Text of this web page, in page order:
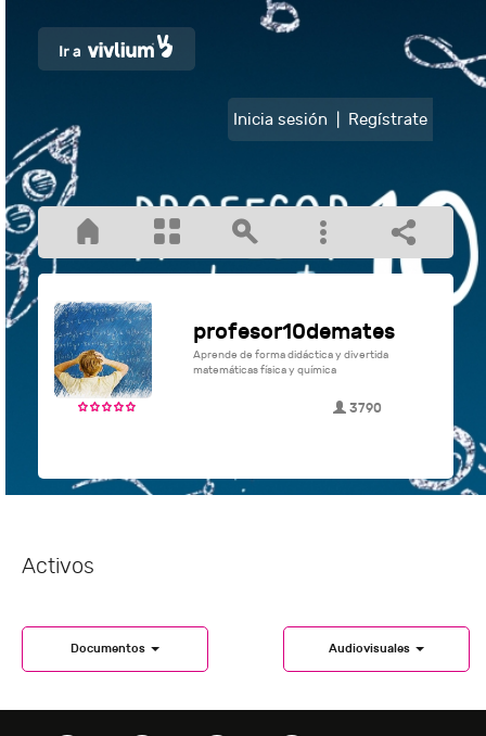
Inicia sesión Regístrate
profesor10demates
Aprende de forma didáctica y divertida
matemáticas física y química
3790
Activos
Documentos Audiovisuales